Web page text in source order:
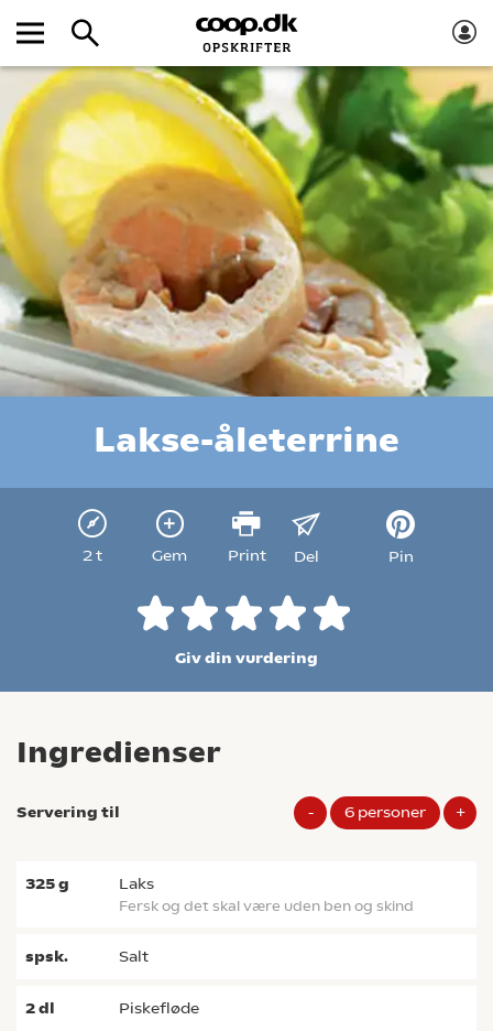
Lakse-åleterrine
2 t Gem Print Del Pin
Giv din vurdering
Ingredienser
Servering til - 6 personer +
325g laks
fersk og det skal være uden ben og skind
spsk. salt
2dl piskefløde